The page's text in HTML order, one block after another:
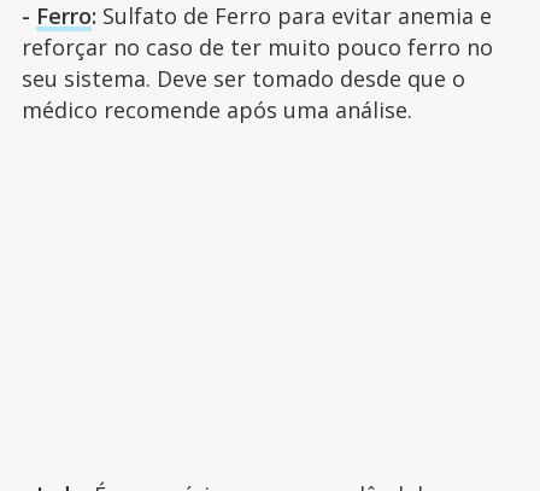
- Ferro: Sulfato de Ferro para evitar anemia e
reforçar no caso de ter muito pouco ferro no
seu sistema. Deve ser tomado desde que o
médico recomende após uma análise.